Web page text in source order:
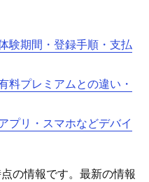
験期間・登録手順・支払
料プレミアムとの違い・
プリ・スマホなどデバイ
の情報です。最新の情報